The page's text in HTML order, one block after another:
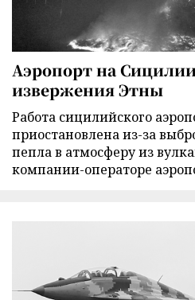
Аэропорт на
извержения Этны
Работа сицилийского
приостановлена из-за
пепла в атмосферу из
компании-операторе